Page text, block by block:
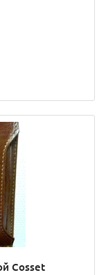
Cosset